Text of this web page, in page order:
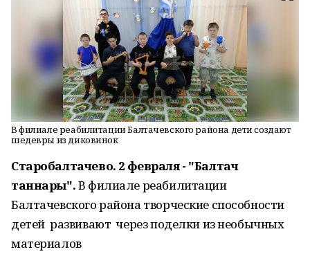
В филиале реабилитации Балтачевского района дети создают
шедевры из диковинок
Старобалтачево. 2 февраля - "Балтач
таннары".В филиале реабилитации
Балтачевского района творческие способности
детей развивают через поделки из необычных
материалов